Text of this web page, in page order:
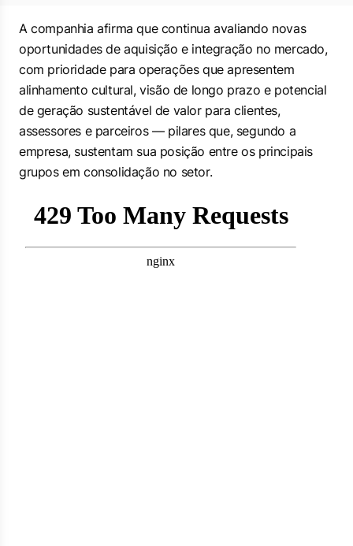
A companhia afirma que continua avaliando novas
oportunidades de aquisição e integração no mercado,
com prioridade para operações que apresentem
alinhamento cultural, visão de longo prazo e potencial
de geração sustentável de valor para clientes,
assessores e parceiros — pilares que, segundo a
empresa, sustentam sua posição entre os principais
grupos em consolidação no setor.